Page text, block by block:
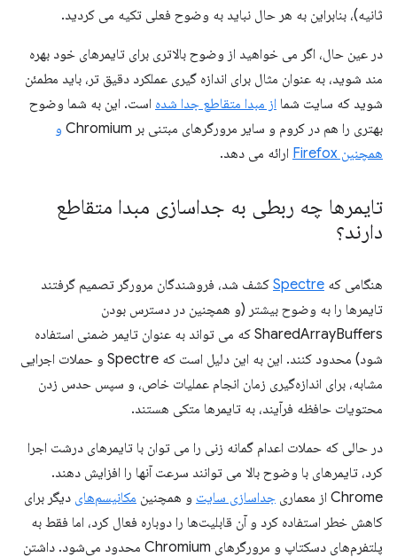
ثانیه)، بنابراین به هر حال نباید به وضوح فعلی تکیه می کردید.
در عین حال، اگر می خواهید از وضوح بالاتری برای تایمرهای خود بهره
مند شوید، به عنوان مثال برای اندازه گیری عملکرد دقیق تر، باید مطمئن
شوید که سایت شما از مبدا متقاطع جدا شده است. این به شما وضوح
بهتری را هم در کروم و سایر مرورگرهای مبتنی بر Chromium
و
همچنین Firefox
ارائه می دهد.
تایمرها چه ربطی به جداسازی مبدا متقاطع
دارند؟
هنگامی که Spectre کشف شد، فروشندگان مرورگر تصمیم گرفتند
تایمرها را به وضوح بیشتر (و همچنین در دسترس بودن
SharedArrayBuffers که می تواند به عنوان تایمر ضمنی استفاده
شود) محدود کنند. این به این دلیل است که Spectre و حملات اجرایی
مشابه، برای اندازه‌گیری زمان انجام عملیات خاص، و سپس حدس زدن
محتویات حافظه فرآیند، به تایمرها متکی هستند.
در حالی که حملات اعدام گمانه زنی را می توان با تایمرهای درشت اجرا
کرد، تایمرهای با وضوح بالا می توانند سرعت آنها را افزایش دهند.
Chrome از معماری
جداسازی سایت و همچنین مکانیسم‌های دیگر برای
کاهش خطر استفاده کرد و آن قابلیت‌ها را دوباره فعال کرد، اما فقط به
پلتفرم‌های دسکتاپ و مرورگرهای Chromium محدود می‌شود. داشتن